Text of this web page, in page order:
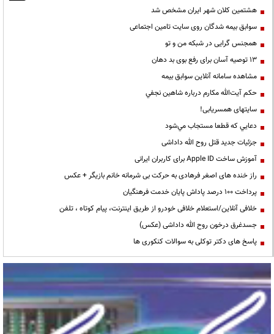
هشتمین کلان شهر ایران مشخص شد
سوابق بیمه شدگان روی سایت تامین اجتماعی
همجنس گرایی در شبکه من و تو
13 توصیه آسان برای رفع بوی بد دهان
مشاهده سامانه آنلاين سوابق بیمه
حكم آيت‌الله مكارم درباره شاهين نجفي
سایتهای همسریابی!
دعايي كه قطعا مستجاب مي‌شود
جزئیات جدید قتل روح الله داداشی
آموزش ساخت Apple ID برای کاربران ایرانی
راز خنده های اصغر فرهادی به حرکت بی شرمانه خانم بازیگر + عکس
پرداخت ۱۰۰ درصد پاداش پایان خدمت فرهنگیان
خلافی آنلاین/استعلام خلافی خودرو از طریق اینترنت، پیام کوتاه ، تلفن
جسدغرق درخون روح الله داداشی (عکس)
پاسخ های دکتر توکلی به سوالات کنکوری ها